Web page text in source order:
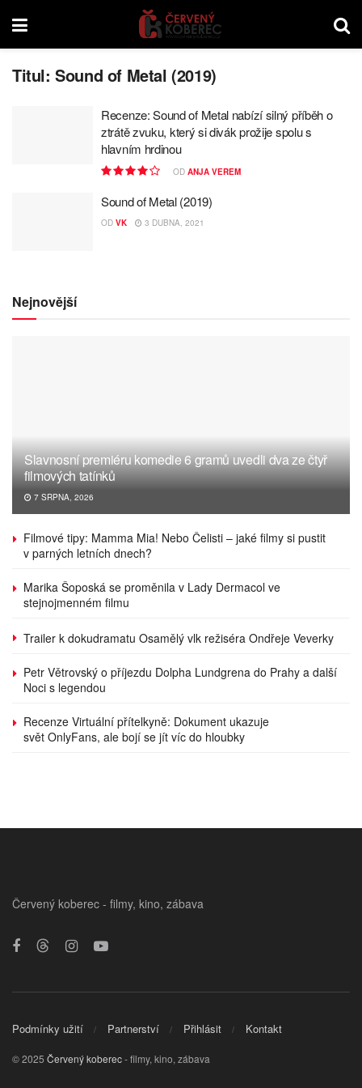
Titul:Sound of Metal (2019)
Recenze: Sound of Metal nabízí silný příběh o
ztrátě zvuku, který si divák prožije spolu s
hlavním hrdinou
OD ANJA VEREM
Sound of Metal (2019)
OD VK 3 DUBNA, 2021
Nejnovější
Slavnosní premiéru komedie 6 gramů uvedli dva ze čtyř
filmových tatínků
7 SRPNA, 2026
Filmové tipy: Mamma Mia! Nebo Čelisti – jaké filmy si pustit
v parných letních dnech?
Marika Šoposká se proměnila v Lady Dermacol ve
stejnojmenném filmu
Trailer k dokudramatu Osamělý vlk režiséra Ondřeje Veverky
Petr Větrovský o příjezdu Dolpha Lundgrena do Prahy a další
Noci s legendou
Recenze Virtuální přítelkyně: Dokument ukazuje
svět OnlyFans, ale bojí se jít víc do hloubky
Červený koberec - filmy, kino, zábava
Podmínky užití Partnerství Přihlásit Kontakt
© 2025 Červený koberec- filmy, kino, zábava